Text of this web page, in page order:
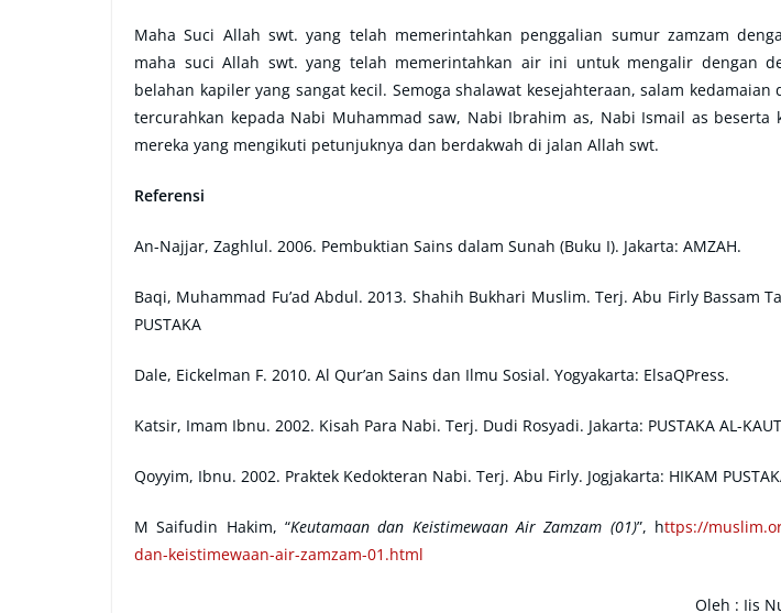
Maha Suci Allah swt. yang telah memerintahkan penggalian sumur zamzam
maha suci Allah swt. yang telah memerintahkan air ini untuk mengalir dengan
belahan kapiler yang sangat kecil. Semoga shalawat kesejahteraan, salam kedamaian
tercurahkan kepada Nabi Muhammad saw, Nabi Ibrahim as, Nabi Ismail as beserta
mereka yang mengikuti petunjuknya dan berdakwah di jalan Allah swt.
Referensi
An-Najjar, Zaghlul. 2006. Pembuktian Sains dalam Sunah (Buku I). Jakarta: AMZAH.
Baqi, Muhammad Fu’ad Abdul. 2013. Shahih Bukhari Muslim. Terj. Abu Firly Bassam
PUSTAKA
Dale, Eickelman F. 2010. Al Qur’an Sains dan Ilmu Sosial. Yogyakarta: ElsaQPress.
Katsir, Imam Ibnu. 2002. Kisah Para Nabi. Terj. Dudi Rosyadi. Jakarta: PUSTAKA AL-
Qoyyim, Ibnu. 2002. Praktek Kedokteran Nabi. Terj. Abu Firly. Jogjakarta: HIKAM
M Saifudin Hakim, “Keutamaan dan Keistimewaan Air Zamzam (01)”, https://
dan-keistimewaan-air-zamzam-01.html
Oleh : Iis